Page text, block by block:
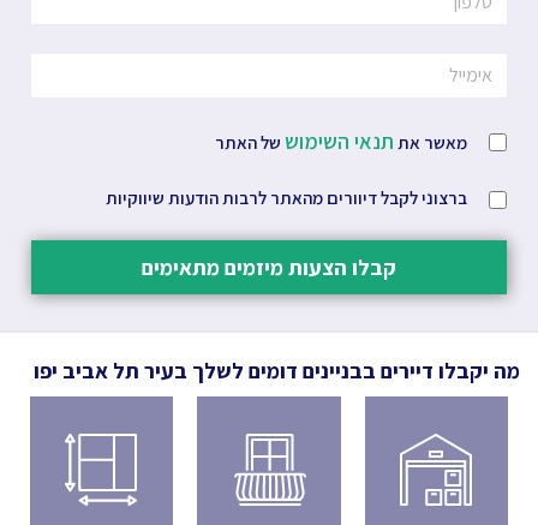
מאשר את תנאי השימוש של האתר
ברצוני לקבל דיוורים מהאתר לרבות הודעות שיווקיות
קבלו הצעות מיזמים מתאימים
מה יקבלו דיירים בבניינים דומים לשלך בעיר תל אביב יפו